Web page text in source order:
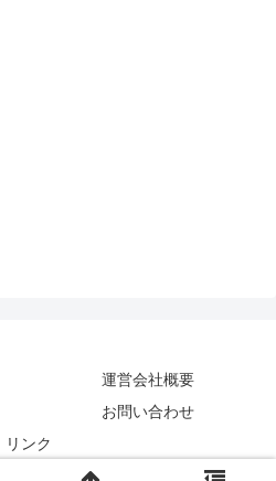
運営会社概要
お問い合わせ
リンク